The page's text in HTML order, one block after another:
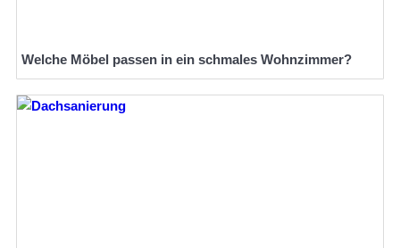
Welche Möbel passen in ein schmales Wohnzimmer?